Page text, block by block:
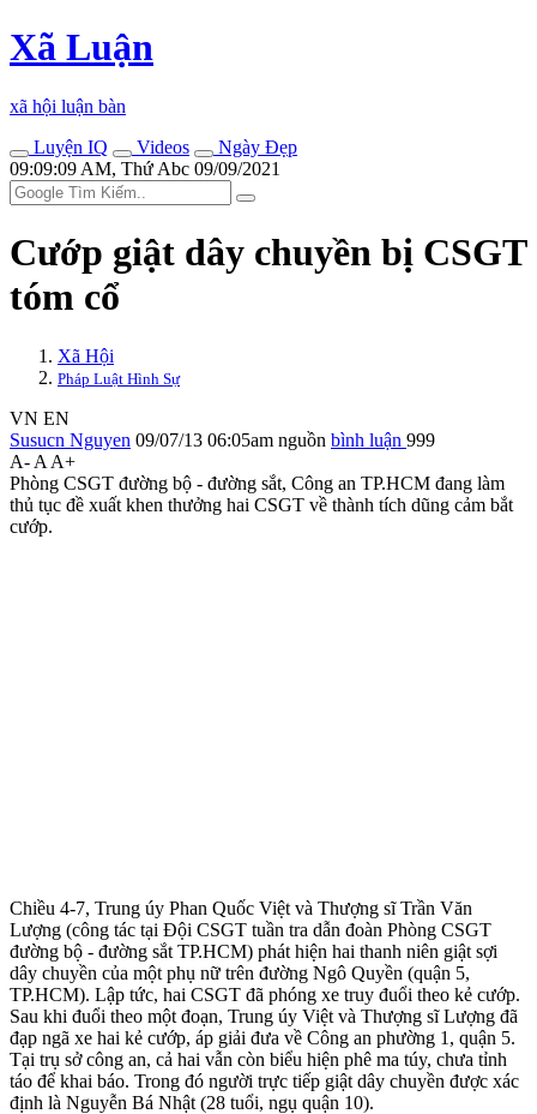
Xã Luận
xã hội luận bàn
Luyện IQ
Videos
Ngày Đẹp
09:09:09 AM, Thứ Abc 09/09/2021
Cướp giật dây chuyền bị CSGT
tóm cổ
Xã Hội
Pháp Luật Hình Sự
VN EN
Susucn Nguyen 09/07/13 06:05am nguồn bình luận 999
A- A A+
Phòng CSGT đường bộ - đường sắt, Công an TP.HCM đang làm
thủ tục đề xuất khen thưởng hai CSGT về thành tích dũng cảm bắt
cướp.
Chiều 4-7, Trung úy Phan Quốc Việt và Thượng sĩ Trần Văn
Lượng (công tác tại Đội CSGT tuần tra dẫn đoàn Phòng CSGT
đường bộ - đường sắt TP.HCM) phát hiện hai thanh niên giật sợi
dây chuyền của một phụ nữ trên đường Ngô Quyền (quận 5,
TP.HCM). Lập tức, hai CSGT đã phóng xe truy đuổi theo kẻ cướp.
Sau khi đuổi theo một đoạn, Trung úy Việt và Thượng sĩ Lượng đã
đạp ngã xe hai kẻ cướp, áp giải đưa về Công an phường 1, quận 5.
Tại trụ sở công an, cả hai vẫn còn biểu hiện phê m‌a tú‌y, chưa tỉnh
táo để khai báo. Trong đó người trực tiếp giật dây chuyền được xác
định là Nguyễn Bá Nhật (28 tuổi, ngụ quận 10).